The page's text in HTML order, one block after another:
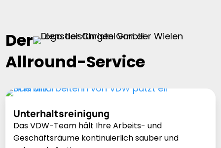
Der
Allround-Service
Unterhaltsreinigung
Das VDW-Team hält Ihre Arbeits- und
Geschäftsräume kontinuierlich sauber und